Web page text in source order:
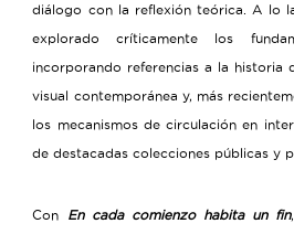
diálogo con la reflexión teórica. A lo
explorado críticamente los
incorporando referencias a la historia
visual contemporánea y, más
los mecanismos de circulación en
de destacadas colecciones públicas y
Con En cada comienzo habita un fin